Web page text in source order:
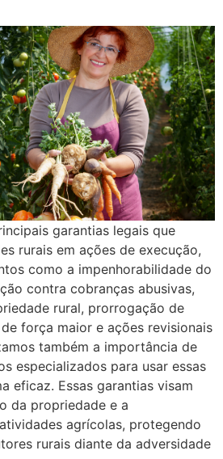
garantias legais que
rurais em ações de execução,
como a impenhorabilidade do
contra cobranças abusivas,
rural, prorrogação de
força maior e ações revisionais
também a importância de
especializados para usar essas
eficaz. Essas garantias visam
da propriedade e a
agrícolas, protegendo
rurais diante da adversidade